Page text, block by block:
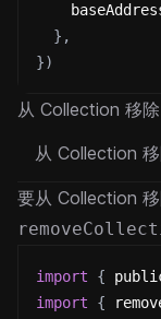
} ,
})
从 Collection 移除
从 Collection
要从 Collection
import {
import
{